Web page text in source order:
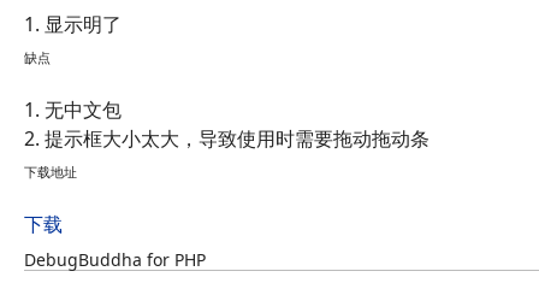
1. 显示明了
缺点
1. 无中文包
2. 提示框大小太大，导致使用时需要拖动拖动条
下载地址
下载
DebugBuddha for PHP